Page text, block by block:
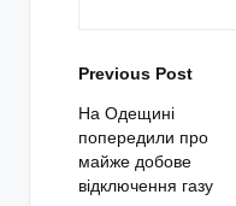
Post
navigation
Previous Post
На Одещині
попередили про
майже добове
відключення газу